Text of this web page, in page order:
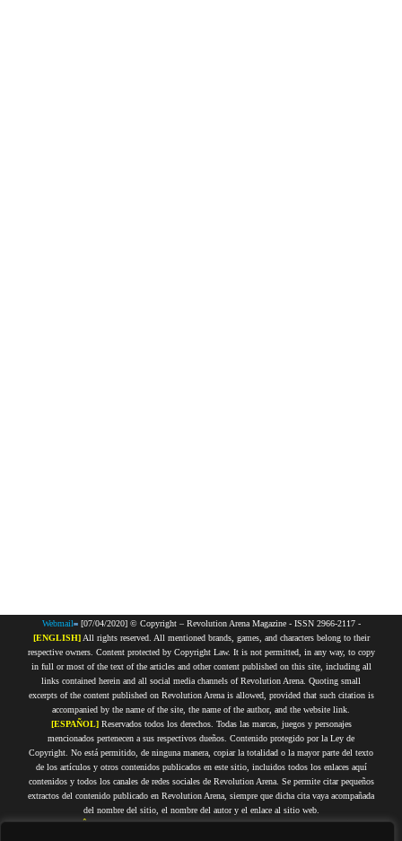
Webmail [07/04/2020] © Copyright – Revolution Arena Magazine - ISSN 2966-2117 -
[ENGLISH]All rights reserved. All mentioned brands, games, and characters belong to their
respective owners. Content protected by Copyright Law. It is not permitted, in any way, to copy
in full or most of the text of the articles and other content published on this site, including all
links contained herein and all social media channels of Revolution Arena. Quoting small
excerpts of the content published on Revolution Arena is allowed, provided that such citation is
accompanied by the name of the site, the name of the author, and the website link.
[ESPAÑOL]Reservados todos los derechos. Todas las marcas, juegos y personajes
mencionados pertenecen a sus respectivos dueños. Contenido protegido por la Ley de
Copyright. No está permitido, de ninguna manera, copiar la totalidad o la mayor parte del texto
de los artículos y otros contenidos publicados en este sitio, incluidos todos los enlaces aquí
contenidos y todos los canales de redes sociales de Revolution Arena. Se permite citar pequeños
extractos del contenido publicado en Revolution Arena, siempre que dicha cita vaya acompañada
del nombre del sitio, el nombre del autor y el enlace al sitio web.
[PORTUGUÊS]Todos os direitos reservados. Todas as marcas, jogos e personagens citados